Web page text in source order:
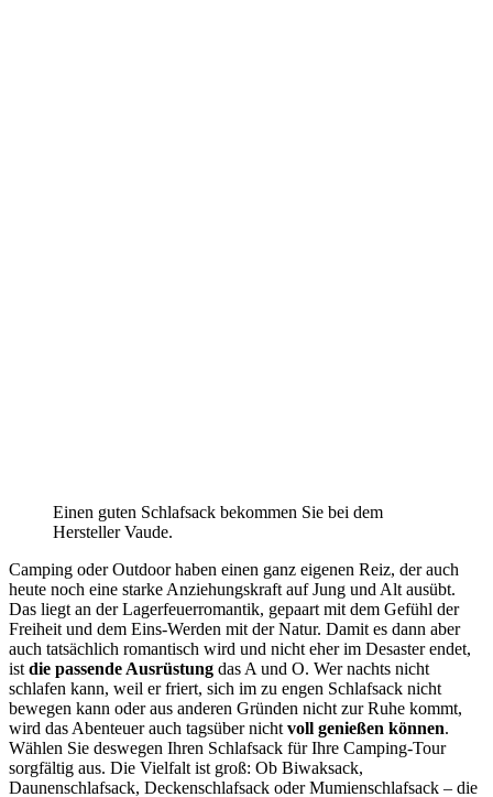
Einen guten Schlafsack bekommen Sie bei dem
Hersteller Vaude.
Camping oder Outdoor haben einen ganz eigenen Reiz, der auch
heute noch eine starke Anziehungskraft auf Jung und Alt ausübt.
Das liegt an der Lagerfeuerromantik, gepaart mit dem Gefühl der
Freiheit und dem Eins-Werden mit der Natur. Damit es dann aber
auch tatsächlich romantisch wird und nicht eher im Desaster endet,
ist die passende Ausrüstung das A und O. Wer nachts nicht
schlafen kann, weil er friert, sich im zu engen Schlafsack nicht
bewegen kann oder aus anderen Gründen nicht zur Ruhe kommt,
wird das Abenteuer auch tagsüber nicht voll genießen können.
Wählen Sie deswegen Ihren Schlafsack für Ihre Camping-Tour
sorgfältig aus. Die Vielfalt ist groß: Ob Biwaksack,
Daunenschlafsack, Deckenschlafsack oder Mumienschlafsack – die